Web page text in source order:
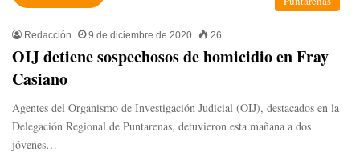
Redacción 9 de diciembre de 2020 26
OIJ detiene sospechosos de homicidio en Fray
Casiano
Agentes del Organismo de Investigación Judicial (OIJ), destacados en la
Delegación Regional de Puntarenas, detuvieron esta mañana a dos
jóvenes…